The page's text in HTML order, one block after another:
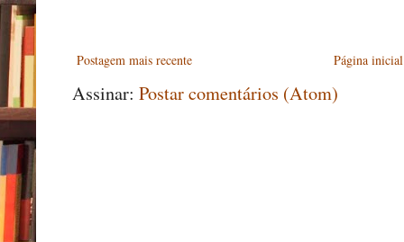
Postagem mais recente Página inicial
Assinar: Postar comentários (Atom)